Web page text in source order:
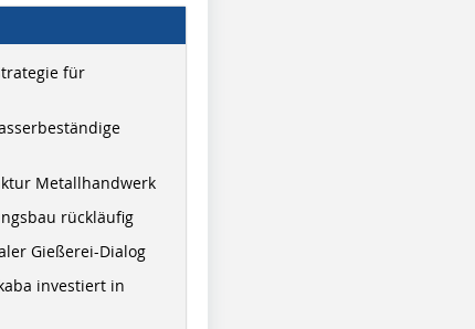
für
Metallhandwerk
rückläufig
Gießerei-Dialog
investiert in